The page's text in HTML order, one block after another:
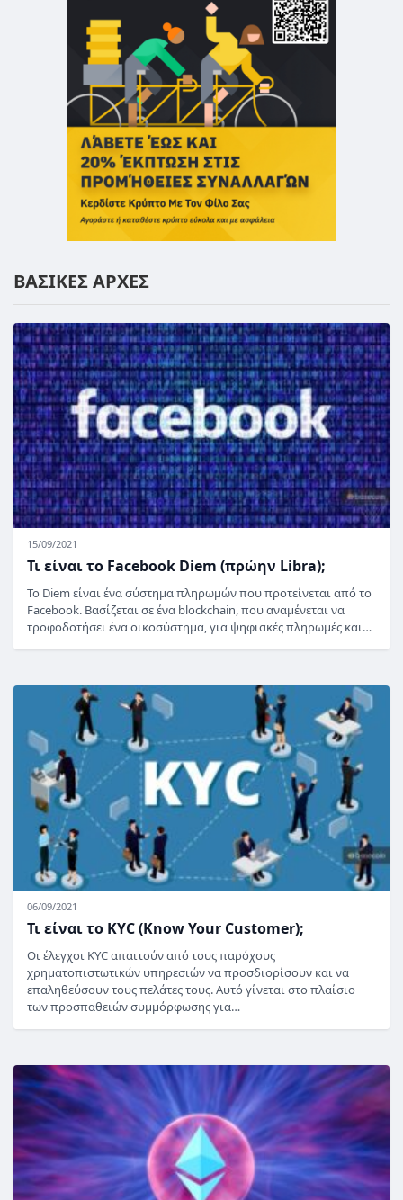
ΒΑΣΙΚΕΣ ΑΡΧΕΣ
15/09/2021
Τι είναι το Facebook Diem (πρώην Libra);
Το Diem είναι ένα σύστημα πληρωμών που προτείνεται από το
Facebook. Βασίζεται σε ένα blockchain, που αναμένεται να
τροφοδοτήσει ένα οικοσύστημα, για ψηφιακές πληρωμές και…
06/09/2021
Τι είναι το KYC (Know Your Customer);
Οι έλεγχοι KYC απαιτούν από τους παρόχους
χρηματοπιστωτικών υπηρεσιών να προσδιορίσουν και να
επαληθεύσουν τους πελάτες τους. Αυτό γίνεται στο πλαίσιο
των προσπαθειών συμμόρφωσης για…